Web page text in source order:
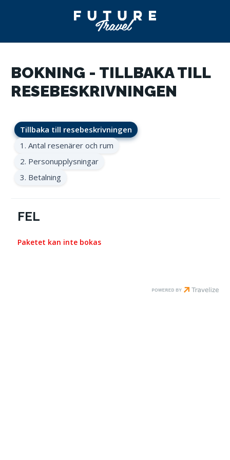
BOKNING - TILLBAKA TILL
RESEBESKRIVNINGEN
Tillbaka till resebeskrivningen
1. Antal resenärer och rum
2. Personupplysningar
3. Betalning
FEL
Paketet kan inte bokas